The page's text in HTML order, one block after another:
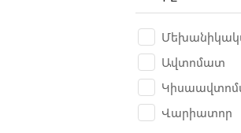
Ավտոմատ
Վարիատոր